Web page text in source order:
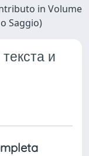
in Volume
Saggio)
и